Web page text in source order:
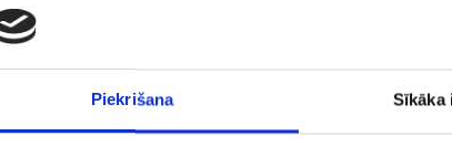
Piekrišana Sīkāka